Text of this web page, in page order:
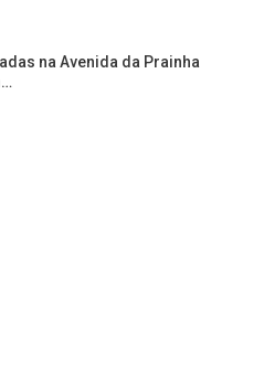
na Avenida da Prainha